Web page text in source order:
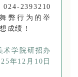
024-2393210
弊行为的举
成绩！
研招办
10日